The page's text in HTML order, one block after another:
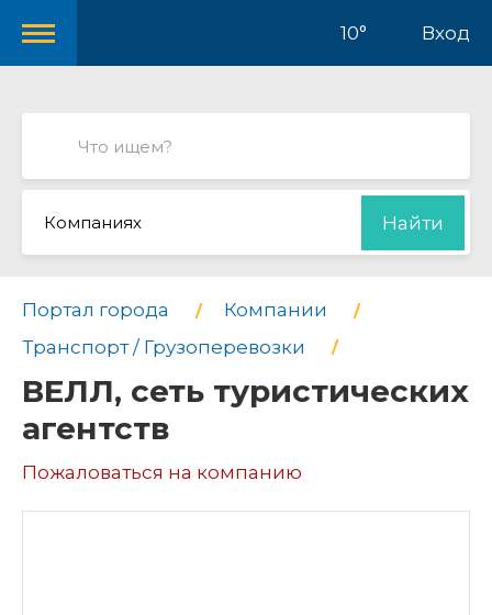
10° Вход
Компаниях Найти
Портал города
Компании
Транспорт / Грузоперевозки
ВЕЛЛ, сеть туристических
агентств
Пожаловаться на компанию